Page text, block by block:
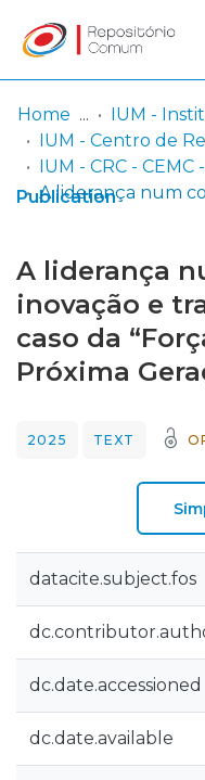
Communities
& Collections
Statistics
Log
In
(current)
Home
Publication
A liderança
inovação e
caso da
Próxima
2025 TEXT
datacite.subject.fos
dc.date.accessioned
dc.date.available